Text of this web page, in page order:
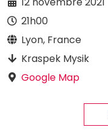
21h00
Lyon, France
Kraspek Mysik
Google Map